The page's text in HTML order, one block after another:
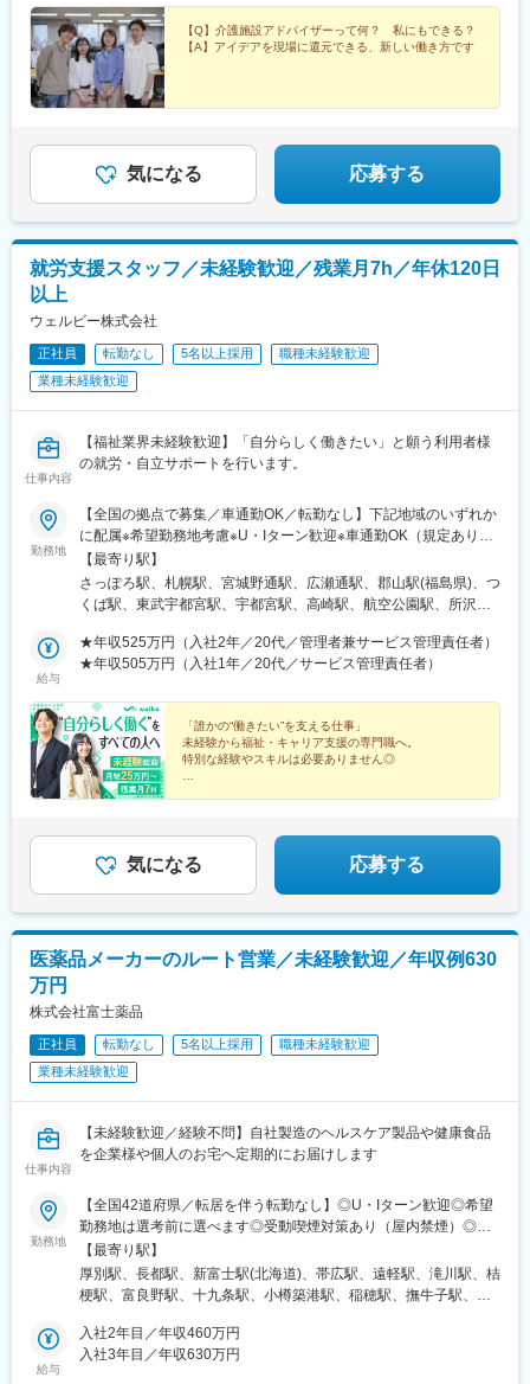
長期的に築くことができます！（※印のエリアは経験者のみ採用中
です）☆勤務地住所は一例となります。━━【転居希望者向けの
働き方も】━━将来的に地元を離れたい方は、半年ほど地元勤務
後、東京神奈川など首都圏への転勤も可能！移住支援制度（費用
会社負担）もあり、早期キャリアアップも見込めます！
駅、和光市駅、岩槻駅、志久駅、戸塚安行駅、久喜駅、浜野駅、
六実駅、常盤平駅、みどり台駅、柏駅、小机駅、古淵駅、高座渋
谷駅、横浜駅、辻堂駅、淵野辺駅、いずみ中央駅、越後赤塚駅、
新潟駅、見附駅、名鉄岐阜駅、松本駅、積志駅、東静岡駅、桜橋
駅(静岡県)、小垣江駅、北新川駅、神領駅、名鉄名古屋駅、小野駅
駅、神宮丸太町駅、古市駅(大阪府)、大日駅、門真南駅、瑞光四丁
目駅、星ケ丘駅(大阪府)、城北公園通駅、南巽駅、崇禅寺駅、尼崎
駅(阪神線)、山陽天満駅、加古川駅、新神戸駅、住吉駅(兵庫県・
東海道)、香櫨園駅、中山寺駅、大久保駅(兵庫県)、舞子公園駅、
六甲駅、富雄駅、横川駅、小網町駅、吉塚駅、茶山駅(福岡県)、九
通り駅、代々木八幡駅、立場駅
【Q】介護施設アドバイザーって何？ 私にもできる？
【A】アイデアを現場に還元できる、新しい働き方です
気になる 応募する
就労支援スタッフ／未経験歓迎／残業月7h／年休120日
以上
ウェルビー株式会社
正社員 転勤なし 5名以上採用
職種未経験歓迎
業種未経験歓迎
仕事内容
【福祉業界未経験歓迎】「自分らしく働きたい」と願う利用者様
の就労・自立サポートを行います。
勤務地
【全国の拠点で募集／車通勤OK／転勤なし】下記地域のいずれか
に配属※希望勤務地考慮※U・Iターン歓迎※車通勤OK（規定あり）
■北海道・東北北海道、宮城、福島■関東茨城、栃木、群馬、埼
玉、千葉、東京、神奈川 ■中部新潟、富山、石川、長野、岐阜、
静岡、愛知■近畿三重、滋賀、京都、大阪、兵庫、奈良、和歌山 ■
熊本、大分、宮崎、鹿児島、沖縄＼新規開所予定センター／■R三
宮／神戸市中央区御幸通6-1-20■津駅前／津市栄町3-142-1■ウェ
本八幡／市川市南八幡4-15-15■三田駅前／三田市駅前町1-38■泉
佐野／大阪府泉佐野市上町3-3-18■佐賀／佐賀市駅前中央1-7-1■つ
くば／つくば市吾妻1-10-1■相模大野／相模原市南区相模大野3-
19-13■新横浜西口／横浜市神奈川区鶴屋町2-2-17■宮崎橘通／宮
崎市橘通東4-1-2※いずれも開所予定となります。◎受動喫煙対策
【最寄り駅】
さっぽろ駅、札幌駅、宮城野通駅、広瀬通駅、郡山駅(福島県)、つ
くば駅、東武宇都宮駅、宇都宮駅、高崎駅、航空公園駅、所沢
加駅、春日部駅、西船橋駅、松戸駅、京成千葉駅、千葉駅、本八
幡駅(総武線)、秋葉原駅、三鷹駅、北千住駅、町田駅、錦糸町駅、
駅、新横浜駅、本厚木駅、藤沢駅、溝の口駅、上大岡駅、戸塚
駅、横須賀中央駅、川崎駅、京急川崎駅、平塚駅、向ケ丘遊園
駅、橋本駅(神奈川県)、相模大野駅、横浜駅、新潟駅、電気ビル前
駅、北鉄金沢駅、松本駅、長野駅、名鉄岐阜駅、静岡駅、新浜松
駅、浜北駅、沼津駅、名鉄名古屋駅、名古屋駅、今池駅(愛知県)、
駅、四条駅(京都市営)、烏丸駅、京都河原町駅、西院駅(阪急線)、
桃山御陵前駅、烏丸御池駅、大阪阿部野橋駅、大阪駅、新大阪
駅、新王寺駅、和歌山市駅、岡山駅前駅、倉敷市駅、横川一丁目
駅、稲荷町駅(広島県)、広島駅、福山駅、呉駅、銀山町駅、西条駅
駅(福岡県)、黒崎駅、西鉄久留米駅、戸畑駅、佐賀駅、八千代町
駅、水道町駅、新水前寺駅前駅、熊本駅前駅、古国府駅、宮崎
駅、高見橋駅、県庁前駅(沖縄県)、大通駅、榴ケ岡駅、あおば通
駅、南越谷駅、朝霞台駅、本川越駅、八木崎駅、京成西船駅、本
前駅、西松本駅、市役所前駅(長野県)、岐阜駅、新静岡駅、浜松
駅、近鉄名古屋駅、千種駅、東別院駅、近鉄四日市駅、大津駅、
天王寺駅前駅、福島駅(大阪環状線)、西中島南方駅、ＪＲ淡路駅、
昭和町駅(大阪府)、枚方公園駅、大阪ビジネスパーク駅、本町駅、
貿易センター駅、神戸三宮駅(阪急・神戸高速)、山陽姫路駅、阪神
国道駅、三田本町駅、三宮駅(神戸新交通)、王寺駅、岡山駅、倉敷
駅、横川駅、的場町駅、高松駅(香川県)、西鉄福岡駅、祇園駅(福
駅、熊本駅、鹿児島中央駅前駅、美栄橋駅、西４丁目駅、北１２
条駅、仙台駅、仙台駅(地下鉄)、川越市駅、新千葉駅、栄町駅(千
給与
★年収525万円（入社2年／20代／管理者兼サービス管理責任者）
★年収505万円（入社1年／20代／サービス管理責任者）
「誰かの“働きたい”を支える仕事」
未経験から福祉・キャリア支援の専門職へ。
特別な経験やスキルは必要ありません◎
気になる 応募する
医薬品メーカーのルート営業／未経験歓迎／年収例630
万円
株式会社富士薬品
正社員 転勤なし 5名以上採用
職種未経験歓迎
業種未経験歓迎
仕事内容
【未経験歓迎／経験不問】自社製造のヘルスケア製品や健康食品
を企業様や個人のお宅へ定期的にお届けします
勤務地
【全国42道府県／転居を伴う転勤なし】◎U・Iターン歓迎◎希望
勤務地は選考前に選べます◎受動喫煙対策あり（屋内禁煙）◎オ
ンライン面接実施中■北海道・東北北海道／青森／岩手／秋田／山
形／福島■関東茨城／栃木／群馬／神奈川／埼玉／千葉■北陸・甲
信越新潟／富山／石川／福井／長野／山梨■東海静岡／愛知／三重
広島／島根／岡山／山口／徳島／愛媛／香川■九州・沖縄福岡／大
分／宮崎／鹿児島／熊本／長崎／沖縄＜オンライン面接実施中＞
【最寄り駅】
厚別駅、長都駅、新富士駅(北海道)、帯広駅、遠軽駅、滝川駅、桔
梗駅、富良野駅、十九条駅、小樽築港駅、稲穂駅、撫牛子駅、羽
鹿島神宮駅、大宝駅、土浦駅、後台駅、黒磯駅、上今市駅、渋川
駅、太田駅(群馬県)、大森台駅、青堀駅、南与野駅、武蔵高萩駅、
給与
入社2年目／年収460万円
入社3年目／年収630万円